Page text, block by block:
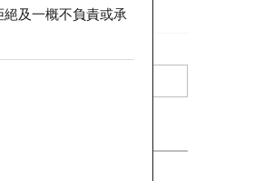
及一概不負責或承